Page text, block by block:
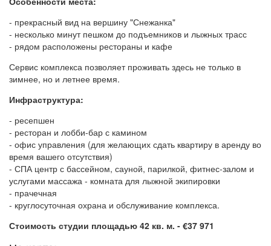
- прекрасный вид на вершину "Снежанка"
- несколько минут пешком до подъемников и лыжных трасс
- рядом расположены рестораны и кафе
Сервис комплекса позволяет проживать здесь не только в
зимнее, но и летнее время.
Инфраструктура:
- ресепшен
- ресторан и лобби-бар с камином
- офис управления (для желающих сдать квартиру в аренду во
время вашего отсутствия)
- СПА центр с бассейном, сауной, парилкой, фитнес-залом и
услугами массажа - комната для лыжной экипировки
- прачечная
- круглосуточная охрана и обслуживание комплекса.
Стоимость студии площадью 42 кв. м. - €37 971